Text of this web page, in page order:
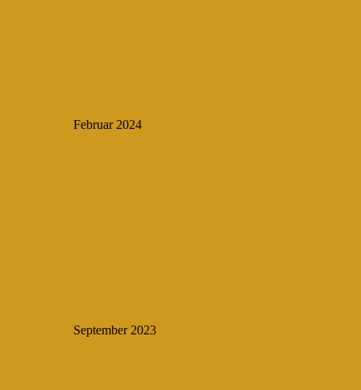
Februar 2024
September 2023